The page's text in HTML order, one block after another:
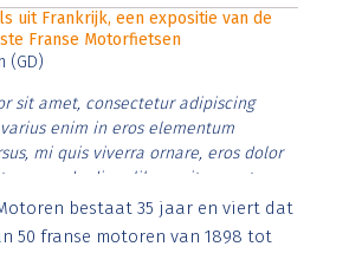
uit Frankrijk, een expositie van de
Franse Motorfietsen
(GD)
sit amet, consectetur adipiscing
enim in eros elementum
mi quis viverra ornare, eros dolor
commodo diam libero vitae erat.
et justo cursus id rutrum lorem
sem vitae risus tristique posuere.
bestaat 35 jaar en viert dat
50 franse motoren van 1898 tot